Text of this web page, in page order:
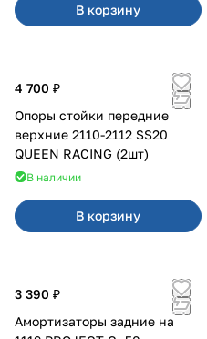
В корзину
4 700 ₽
Опоры стойки передние
верхние 2110-2112 SS20
QUEEN RACING (2шт)
В наличии
В корзину
3 390 ₽
Амортизаторы задние на